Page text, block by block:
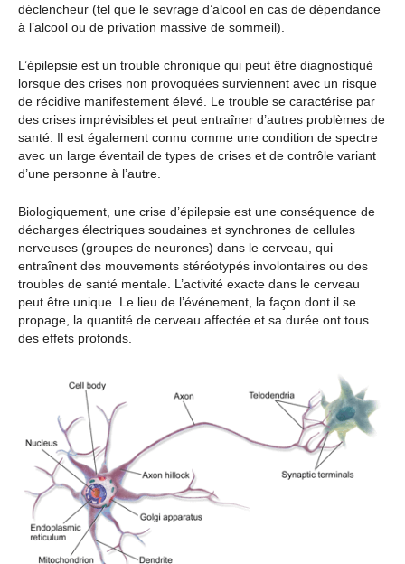
déclencheur (tel que le sevrage d’alcool en cas de dépendance
à l’alcool ou de privation massive de sommeil).
L’épilepsie est un trouble chronique qui peut être diagnostiqué
lorsque des crises non provoquées surviennent avec un risque
de récidive manifestement élevé. Le trouble se caractérise par
des crises imprévisibles et peut entraîner d’autres problèmes de
santé. Il est également connu comme une condition de spectre
avec un large éventail de types de crises et de contrôle variant
d’une personne à l’autre.
Biologiquement, une crise d’épilepsie est une conséquence de
décharges électriques soudaines et synchrones de cellules
nerveuses (groupes de neurones) dans le cerveau, qui
entraînent des mouvements stéréotypés involontaires ou des
troubles de santé mentale. L’activité exacte dans le cerveau
peut être unique. Le lieu de l’événement, la façon dont il se
propage, la quantité de cerveau affectée et sa durée ont tous
des effets profonds.